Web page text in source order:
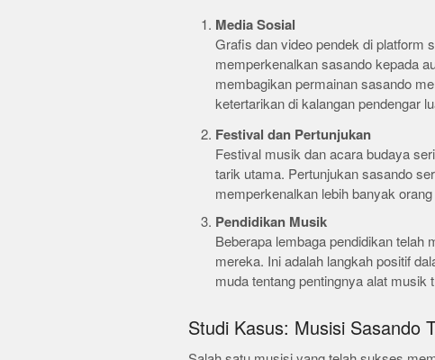
Media Sosial
Grafis dan video pendek di platform
memperkenalkan sasando kepada
membagikan permainan sasando
ketertarikan di kalangan pendengar
Festival dan Pertunjukan
Festival musik dan acara budaya
tarik utama. Pertunjukan sasando
memperkenalkan lebih banyak
Pendidikan Musik
Beberapa lembaga pendidikan
mereka. Ini adalah langkah positif
muda tentang pentingnya alat musik
Studi Kasus: Musisi Sasando